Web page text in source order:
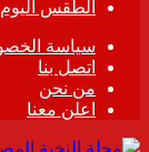
الطقس
سياسة
اتصل بنا
من نحن
اعلن معنا